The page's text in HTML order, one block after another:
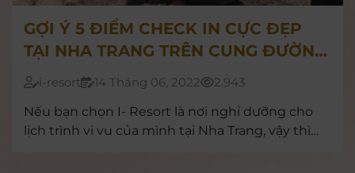
GỢI Ý 5 ĐIỂM CHECK IN CỰC ĐẸP
TẠI NHA TRANG TRÊN CUNG ĐƯỜNG
ĐẾN I-RESORT
i-resort 14 Tháng 06, 2022
2.943
Nếu bạn chọn I- Resort là nơi nghỉ dưỡng cho
lịch trình vi vu của mình tại Nha Trang, vậy thì